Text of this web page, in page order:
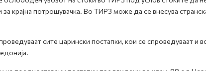
крајна потрошувачка. Во ТИРЗ може да се внесува
сите царински постапки, кои се спроведуваат и